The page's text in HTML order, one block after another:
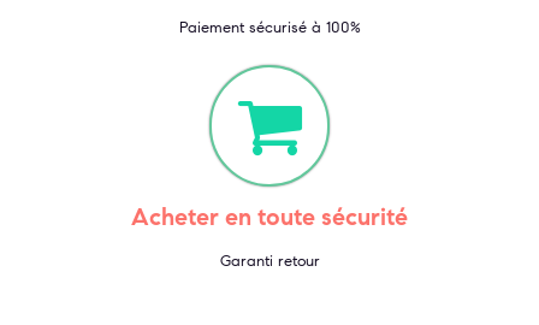
Paiement sécurisé à 100%
Acheter en toute sécurité
Garanti retour